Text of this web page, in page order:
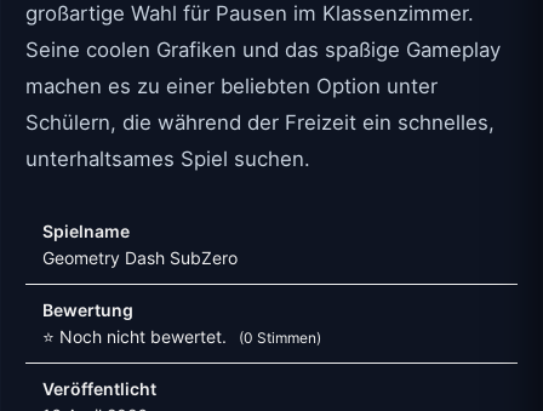
großartige Wahl für Pausen im Klassenzimmer.
Seine coolen Grafiken und das spaßige Gameplay
machen es zu einer beliebten Option unter
Schülern, die während der Freizeit ein schnelles,
unterhaltsames Spiel suchen.
Spielname
Geometry Dash SubZero
Bewertung
⭐ Noch nicht bewertet.
(0 Stimmen)
Veröffentlicht